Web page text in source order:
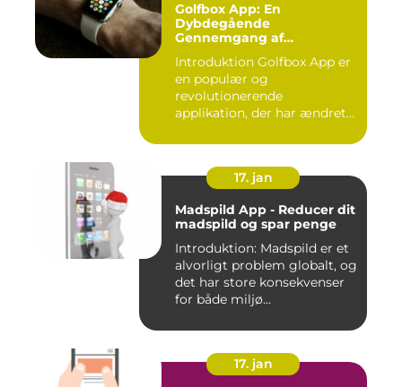
Golfbox App: En
Dybdegående
Gennemgang af
Introduktion Golfbox App er
en populær og
revolutionerende
applikation, der har ændret
17. jan
Madspild App - Reducer dit
madspild og spar penge
Introduktion: Madspild er et
alvorligt problem globalt, og
det har store konsekvenser
for både miljø...
17. jan